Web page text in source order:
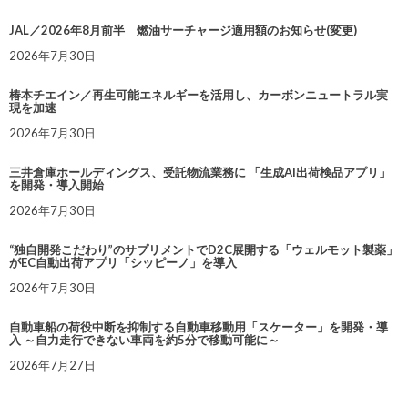
JAL／2026年8月前半 燃油サーチャージ適用額のお知らせ(変更)
2026年7月30日
椿本チエイン／再生可能エネルギーを活用し、カーボンニュートラル実
現を加速
2026年7月30日
三井倉庫ホールディングス、受託物流業務に 「生成AI出荷検品アプリ」
を開発・導入開始
2026年7月30日
“独自開発こだわり”のサプリメントでD2C展開する「ウェルモット製薬」
がEC自動出荷アプリ「シッピーノ」を導入
2026年7月30日
自動車船の荷役中断を抑制する自動車移動用「スケーター」を開発・導
入 ～自力走行できない車両を約5分で移動可能に～
2026年7月27日